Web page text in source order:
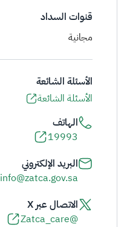
قنوات السداد
مجانية
الأسئلة الشائعة
الأسئلة الشائعة
الهاتف
19993
البريد الإلكتروني
info@zatca.gov.sa
الاتصال عبر X
@Zatca_care